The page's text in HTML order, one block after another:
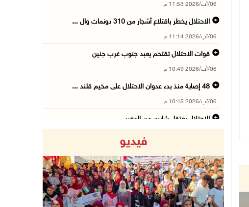
06/آب/2026 11:53 م
الاحتلال يخطر باقتلاع أشجار من 310 دونمات وال ...
06/آب/2026 11:14 م
قوات الاحتلال تقتحم يعبد جنوب غرب جنين
06/آب/2026 10:49 م
48 إصابة منذ بدء عدوان الاحتلال على مخيم قلند ...
06/آب/2026 10:45 م
الاحتلال يعتقل شابين من المغير
06/آب/2026 10:01 م
رئيس بلدية الخليل يطلع وفدا أميركيا على تطورا ...
06/آب/2026 09:59 م
فيديو
Previous Next